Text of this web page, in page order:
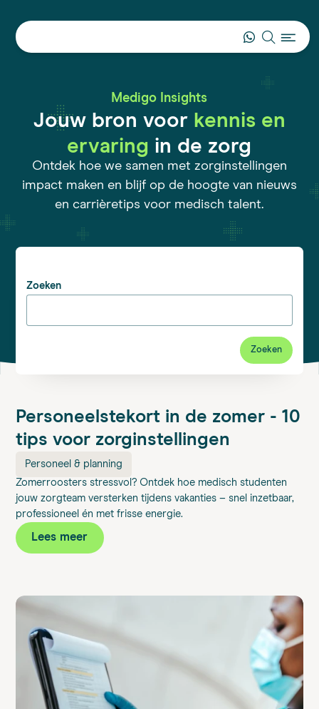
Medigo Insights
Jouw bron voor kennis en
ervaring in de zorg
Ontdek hoe we samen met zorginstellingen
impact maken en blijf op de hoogte van nieuws
en carrièretips voor medisch talent.
Zoeken
Zoeken
Personeelstekort in de zomer - 10
tips voor zorginstellingen
Personeel & planning
Zomerroosters stressvol? Ontdek hoe medisch studenten
jouw zorgteam versterken tijdens vakanties – snel inzetbaar,
professioneel én met frisse energie.
Lees meer